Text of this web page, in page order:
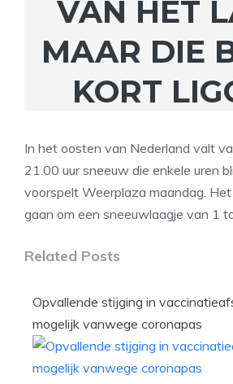
VAN HET
MAAR DIE
KORT
In het oosten van Nederland valt
21.00 uur sneeuw die enkele uren
voorspelt Weerplaza maandag.
gaan om een sneeuwlaagje van 1
Related Posts
Opvallende stijging in
mogelijk vanwege coronapas